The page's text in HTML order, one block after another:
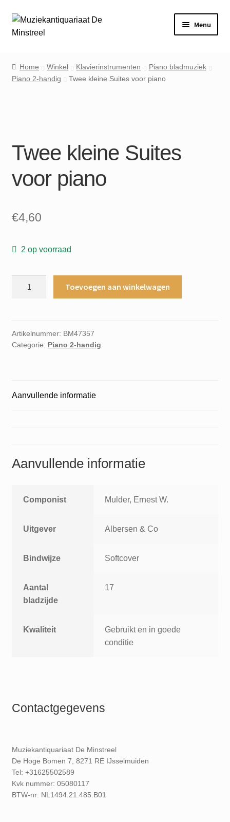
Ga
door
Ga
naar
Menu
Contact
Mijn account
Home Winkel Klavierinstrumenten
Piano bladmuziek
Piano 2-handig
Twee kleine Suites voor piano
Twee kleine Suites
voor piano
€4,60
2 op voorraad
piano
aantal
Toevoegen aan winkelwagen
Artikelnummer: BM47357
Categorie: Piano 2-handig
Aanvullende informatie
Aanvullende informatie
Componist Mulder, Ernest W.
Uitgever Albersen & Co
Bindwijze Softcover
Aantal
bladzijde
17
Kwaliteit
Gebruikt en in goede
conditie
Contactgegevens
Muziekantiquariaat De Minstreel
De Hoge Bomen 7, 8271 RE IJsselmuiden
Tel: +31625502589
Kvk nummer: 05080117
BTW-nr: NL1494.21.485.B01